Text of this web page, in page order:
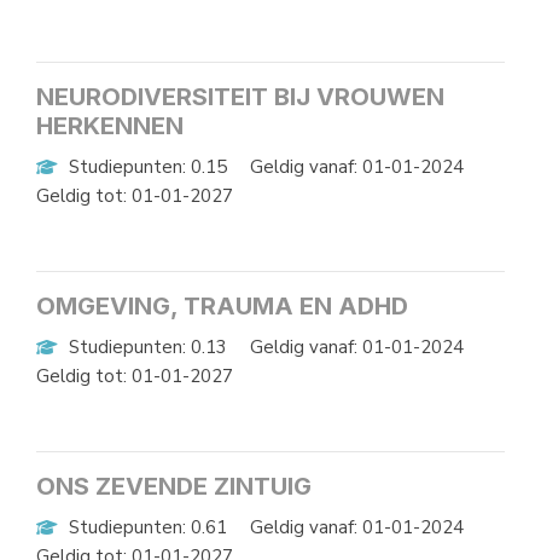
NEURODIVERSITEIT BIJ VROUWEN
HERKENNEN
Studiepunten: 0.15
Geldig vanaf: 01-01-2024
Geldig tot: 01-01-2027
OMGEVING, TRAUMA EN ADHD
Studiepunten: 0.13
Geldig vanaf: 01-01-2024
Geldig tot: 01-01-2027
ONS ZEVENDE ZINTUIG
Studiepunten: 0.61
Geldig vanaf: 01-01-2024